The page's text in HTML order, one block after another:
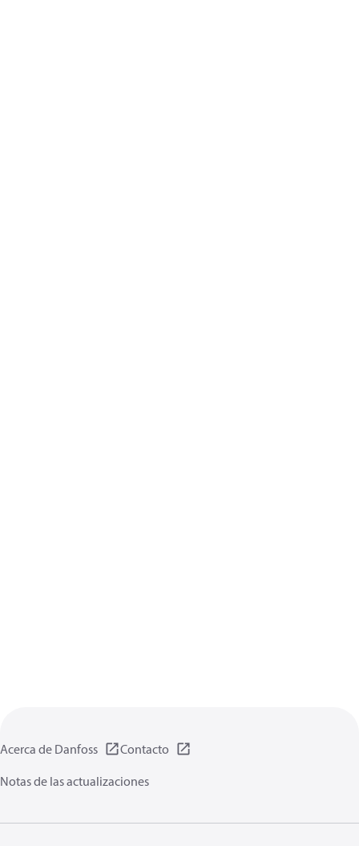
Acerca de Danfoss
Contacto
Notas de las actualizaciones